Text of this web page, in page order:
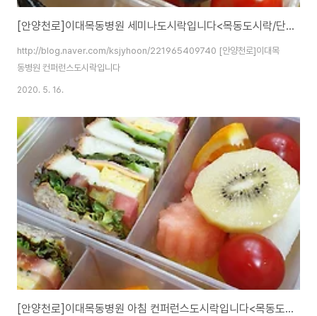
[안양천로]이대목동병원 세미나도시락입니다<목동도시락/단체도시락/도시락케이터링:원스피크닉>
http://blog.naver.com/ksjyhoon/221965409740 [안양천로]이대목
동병원 컨퍼런스도시락입니다
2020. 5. 16.
[안양천로]이대목동병원 아침 컨퍼런스도시락입니다<목동도시락/단체도시락/도시락케이터링:원스피크닉>